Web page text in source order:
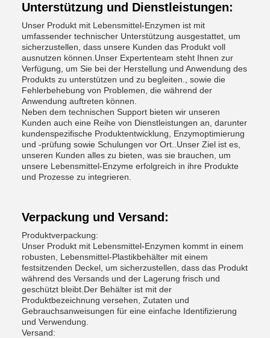
Unterstützung und Dienstleistungen:
Unser Produkt mit Lebensmittel-Enzymen ist mit
umfassender technischer Unterstützung ausgestattet, um
sicherzustellen, dass unsere Kunden das Produkt voll
ausnutzen können.Unser Expertenteam steht Ihnen zur
Verfügung, um Sie bei der Herstellung und Anwendung des
Produkts zu unterstützen und zu begleiten., sowie die
Fehlerbehebung von Problemen, die während der
Anwendung auftreten können.
Neben dem technischen Support bieten wir unseren
Kunden auch eine Reihe von Dienstleistungen an, darunter
kundenspezifische Produktentwicklung, Enzymoptimierung
und -prüfung sowie Schulungen vor Ort..Unser Ziel ist es,
unseren Kunden alles zu bieten, was sie brauchen, um
unsere Lebensmittel-Enzyme erfolgreich in ihre Produkte
und Prozesse zu integrieren.
Verpackung und Versand:
Produktverpackung:
Unser Produkt mit Lebensmittel-Enzymen kommt in einem
robusten, Lebensmittel-Plastikbehälter mit einem
festsitzenden Deckel, um sicherzustellen, dass das Produkt
während des Versands und der Lagerung frisch und
geschützt bleibt.Der Behälter ist mit der
Produktbezeichnung versehen, Zutaten und
Gebrauchsanweisungen für eine einfache Identifizierung
und Verwendung.
Versand: